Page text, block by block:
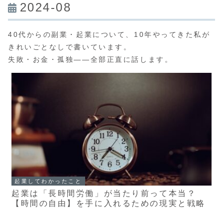
2024-08
40代からの副業・起業について、10年やってきた私が
きれいごとなしで書いています。
失敗・お金・孤独——全部正直に話します。
起業してわかったこと
起業は「長時間労働」が当たり前って本当？
【時間の自由】を手に入れるための現実と戦略